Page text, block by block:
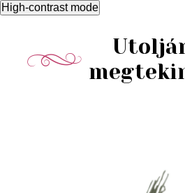
High-contrast mode